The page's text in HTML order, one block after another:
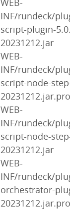
WEB-
INF/rundeck/
script-plugin-
20231212.jar
WEB-
INF/rundeck/
script-node-
WEB-
INF/rundeck/
script-node-
20231212.jar
WEB-
INF/rundeck/
orchestrator-